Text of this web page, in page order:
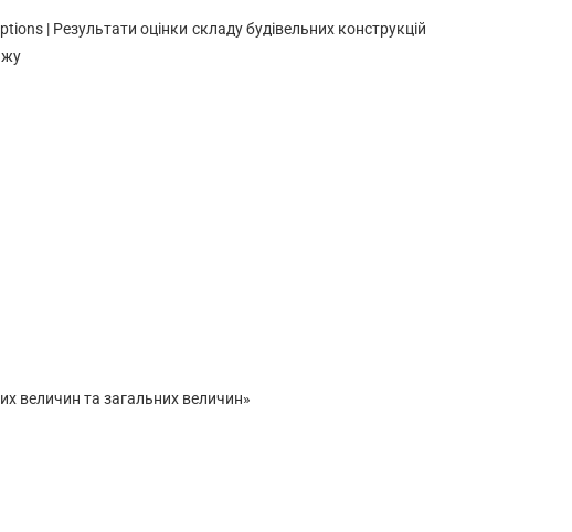
| Результати оцінки складу будівельних конструкцій
величин та загальних величин»